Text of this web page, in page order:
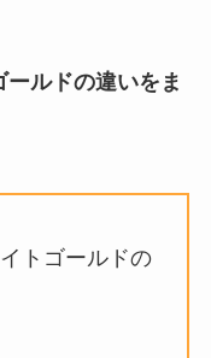
ルドの違いをま
トゴールドの